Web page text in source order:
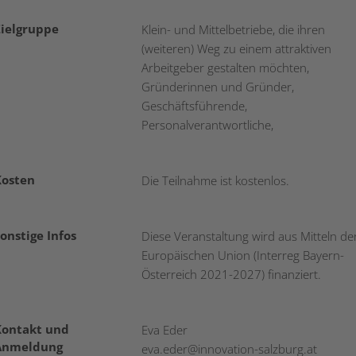
Klein- und Mittelbetriebe, die ihren
(weiteren) Weg zu einem attraktiven
Arbeitgeber gestalten möchten,
Gründerinnen und Gründer,
Geschäftsführende,
Personalverantwortliche,
Die Teilnahme ist kostenlos.
Infos
Diese Veranstaltung wird aus Mitteln
Europäischen Union (Interreg Bayern-
Österreich 2021-2027) finanziert.
und
Eva Eder
eva.eder@innovation-salzburg.at